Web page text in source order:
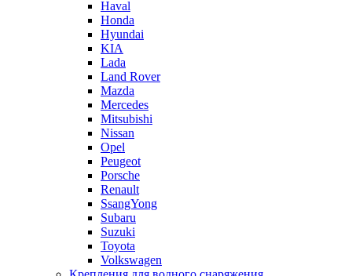
Haval
Honda
Hyundai
KIA
Lada
Land Rover
Mazda
Mercedes
Mitsubishi
Nissan
Opel
Peugeot
Porsche
Renault
SsangYong
Subaru
Suzuki
Toyota
Volkswagen